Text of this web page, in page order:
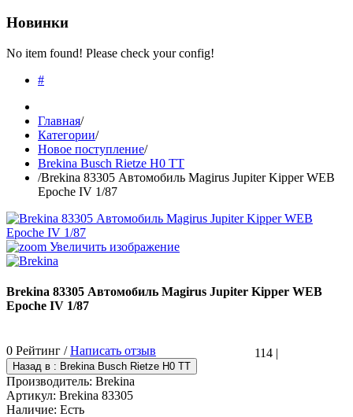
Новинки
No item found! Please check your config!
#
Главная/
Категории/
Новое поступление/
Brekina Busch Rietze H0 TT
/Brekina 83305 Автомобиль Magirus Jupiter Kipper WEB
Epoche IV 1/87
Увеличить изображение
Brekina 83305 Автомобиль Magirus Jupiter Kipper WEB
Epoche IV 1/87
114 |
0 Рейтинг /Написать отзыв
Производитель: Brekina
Артикул: Brekina 83305
Наличие: Есть